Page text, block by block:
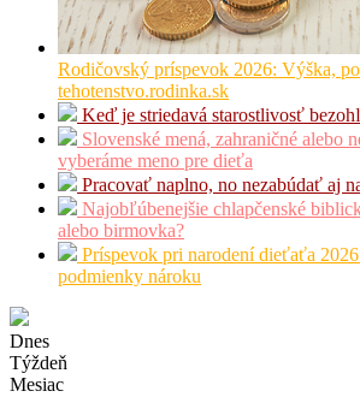
Rodičovský príspevok 2026: Výška,
tehotenstvo.rodinka.sk
Keď je striedavá starostlivosť
Slovenské mená, zahraničné alebo
vyberáme meno pre dieťa
Pracovať naplno, no nezabúdať aj
Najobľúbenejšie chlapčenské
alebo birmovka?
Príspevok pri narodení dieťaťa
podmienky nároku
Dnes
Týždeň
Mesiac